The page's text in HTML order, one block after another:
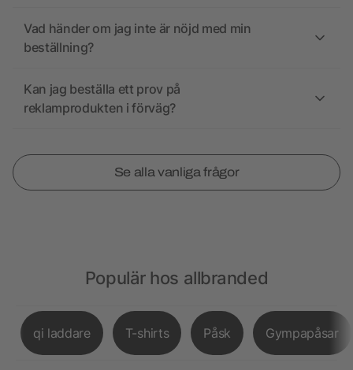
Vad händer om jag inte är nöjd med min
beställning?
Kan jag beställa ett prov på
reklamprodukten i förväg?
Se alla vanliga frågor
Populär hos allbranded
qi laddare T-shirts Påsk Gympapåsar